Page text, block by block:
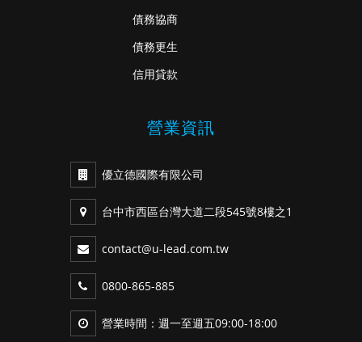
債務協商
債務更生
信用貸款
營業資訊
優立德國際有限公司
台中市西區台灣大道二段545號8樓之1
contact@u-lead.com.tw
0800-865-885
營業時間：週一至週五09:00-18:00